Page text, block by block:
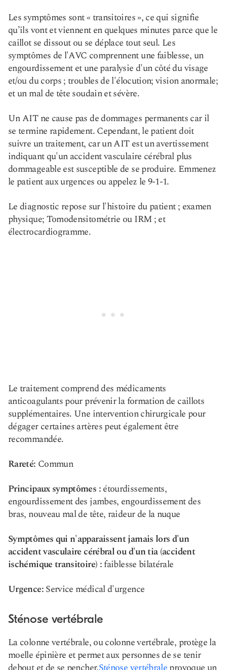
Les symptômes sont « transitoires », ce qui signifie
qu’ils vont et viennent en quelques minutes parce que le
caillot se dissout ou se déplace tout seul. Les
symptômes de l'AVC comprennent une faiblesse, un
engourdissement et une paralysie d'un côté du visage
et/ou du corps ; troubles de l'élocution; vision anormale;
et un mal de tête soudain et sévère.
Un AIT ne cause pas de dommages permanents car il
se termine rapidement. Cependant, le patient doit
suivre un traitement, car un AIT est un avertissement
indiquant qu'un accident vasculaire cérébral plus
dommageable est susceptible de se produire. Emmenez
le patient aux urgences ou appelez le 9-1-1.
Le diagnostic repose sur l'histoire du patient ; examen
physique; Tomodensitométrie ou IRM ; et
électrocardiogramme.
Le traitement comprend des médicaments
anticoagulants pour prévenir la formation de caillots
supplémentaires. Une intervention chirurgicale pour
dégager certaines artères peut également être
recommandée.
Rareté: Commun
Principaux symptômes :étourdissements,
engourdissement des jambes, engourdissement des
bras, nouveau mal de tête, raideur de la nuque
Symptômes qui n'apparaissent jamais lors d'un
accident vasculaire cérébral ou d'un tia (accident
ischémique transitoire) :faiblesse bilatérale
Urgence:Service médical d'urgence
Sténose vertébrale
La colonne vertébrale, ou colonne vertébrale, protège la
moelle épinière et permet aux personnes de se tenir